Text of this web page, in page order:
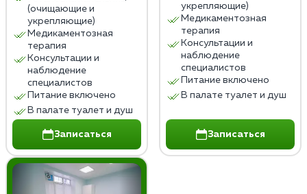
(очищающие и
укрепляющие)
Медикаментозная
терапия
Консультации и
наблюдение
специалистов
Питание включено
В палате туалет и душ
Записаться
укрепляющие)
Медикаментозная
терапия
Консультации и
наблюдение
специалистов
Питание включено
В палате туалет и душ
Записаться